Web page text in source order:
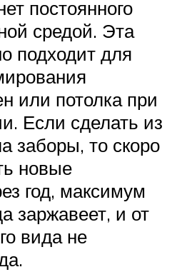
постоянного
средой. Эта
подходит для
или потолка при
Если сделать из
заборы, то скоро
новые
год, максимум
заржавеет, и от
вида не